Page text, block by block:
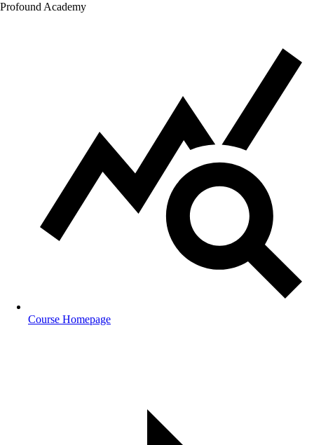
Profound Academy
Course Homepage